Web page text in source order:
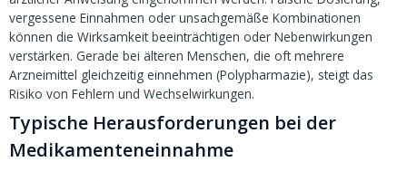
vergessene Einnahmen oder unsachgemäße Kombinationen
können die Wirksamkeit beeinträchtigen oder Nebenwirkungen
verstärken. Gerade bei älteren Menschen, die oft mehrere
Arzneimittel gleichzeitig einnehmen (Polypharmazie), steigt das
Risiko von Fehlern und Wechselwirkungen.
Typische Herausforderungen bei der
Medikamenteneinnahme